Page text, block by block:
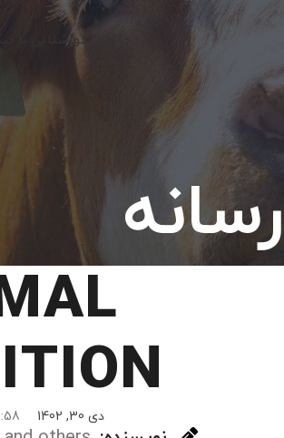
خانه نیکوآشنایی با
رسانه
دی 30, 1402 11:58